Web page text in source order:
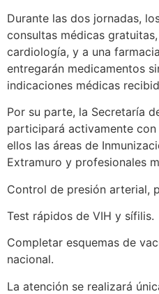
Durante las dos jornadas,
consultas médicas
cardiología, y a una
entregarán medicamentos
indicaciones médicas
Por su parte, la Secretaría
participará activamente
ellos las áreas de
Extramuro y profesionales
Control de presión arterial,
Test rápidos de VIH y sífilis.
Completar esquemas de
nacional.
La atención se realizará